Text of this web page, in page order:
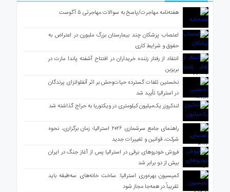
هفته‌نامه مهاجرت/پاسخ به سوالات مهاجرتی ۵ آگوست
اعتصاب پزشکان چند بیمارستان بزرگ ملبورن در اعتراض به
حقوق و شرایط کاری
انتقاد از رفتار زننده خریداران در افتتاح آشفته پاندا مارت در
بریزبن
نخستین تلفات گسترده حیات‌وحش بر اثر آنفلوانزای پرندگان
در استرالیا تأیید شد
لندکروزر یک‌میلیون کیلومتری در ویکتوریا به حراج گذاشته شد
راهنمای جامع سرشماری ۲۰۲۶ استرالیا؛ زمان برگزاری، نحوه
شرکت، قوانین و تغییرات جدید
فروش خودروهای برقی در استرالیا پس از آغاز جنگ در ایران
بیش از دو برابر شد
کمیسیون بهره‌وری استرالیا: ساخت خانه‌های سه‌طبقه باید
تقریباً در همه‌جا مجاز شود